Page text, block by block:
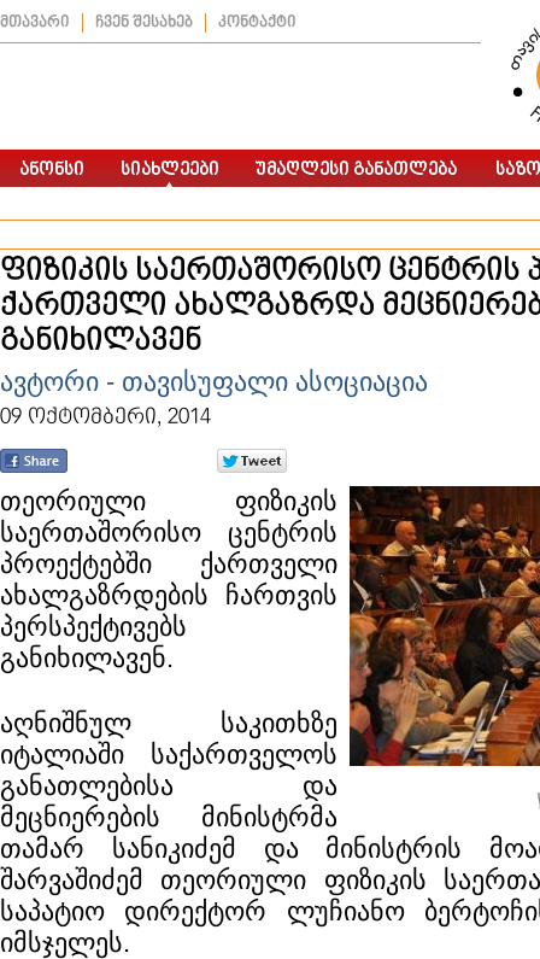
მთავარი ჩვენ შესახებ კონტაქტი
ფიზიკის საერთაშორისო ცენტრის
ქართველი ახალგაზრდა
განიხილავენ
ავტორი - თავისუფალი ასოციაცია
09 ოქტომბერი, 2014
თეორიული ფიზიკის
საერთაშორისო ცენტრის
პროექტებში ქართველი
ახალგაზრდების ჩართვის
პერსპექტივებს
განიხილავენ.
აღნიშნულ საკითხზე
იტალიაში საქართველოს
განათლებისა და
მეცნიერების მინისტრმა
თამარ სანიკიძემ და მინისტრის
შარვაშიძემ თეორიული ფიზიკის
საპატიო დირექტორ ლუჩიანო
იმსჯელეს.